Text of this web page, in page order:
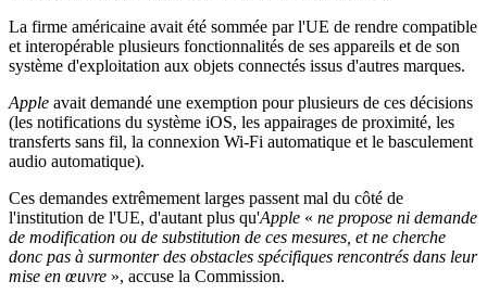
La firme américaine avait été sommée par l'UE de rendre compatible
et interopérable plusieurs fonctionnalités de ses appareils et de son
système d'exploitation aux objets connectés issus d'autres marques.
Apple avait demandé une exemption pour plusieurs de ces décisions
(les notifications du système iOS, les appairages de proximité, les
transferts sans fil, la connexion Wi-Fi automatique et le basculement
audio automatique).
Ces demandes extrêmement larges passent mal du côté de
l'institution de l'UE, d'autant plus qu'Apple « ne propose ni demande
de modification ou de substitution de ces mesures, et ne cherche
donc pas à surmonter des obstacles spécifiques rencontrés dans leur
mise en œuvre », accuse la Commission.